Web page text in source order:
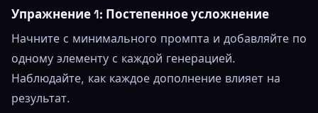
Упражнение 1: Постепенное усложнение
Начните с минимального промпта и добавляйте по
одному элементу с каждой генерацией.
Наблюдайте, как каждое дополнение влияет на
результат.